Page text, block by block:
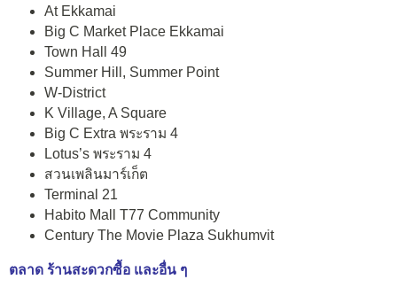
At Ekkamai
Big C Market Place Ekkamai
Town Hall 49
Summer Hill, Summer Point
W-District
K Village, A Square
Big C Extra พระราม 4
Lotus’s พระราม 4
สวนเพลินมาร์เก็ต
Terminal 21
Habito Mall T77 Community
Century The Movie Plaza Sukhumvit
ตลาด ร้านสะดวกซื้อ และอื่น ๆ